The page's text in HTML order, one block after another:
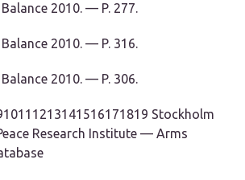
2010. — P. 277.
2010. — P. 316.
2010. — P. 306.
1011 1213141516171819 Stockholm
Research Institute — Arms